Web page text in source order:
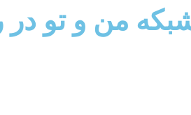
من و تو در